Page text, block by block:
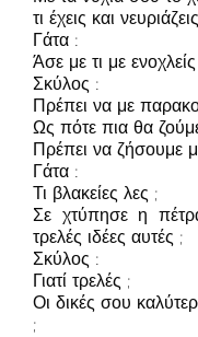
τι έχεις και
Γάτα :
Άσε με τι με
Σκύλος :
Πρέπει να με
Ως πότε πια θα
Πρέπει να ζήσουμε
Γάτα :
Τι βλακείες λες ;
Σε χτύπησε η
τρελές ιδέες αυτές ;
Σκύλος :
Γιατί τρελές ;
Οι δικές σου
;